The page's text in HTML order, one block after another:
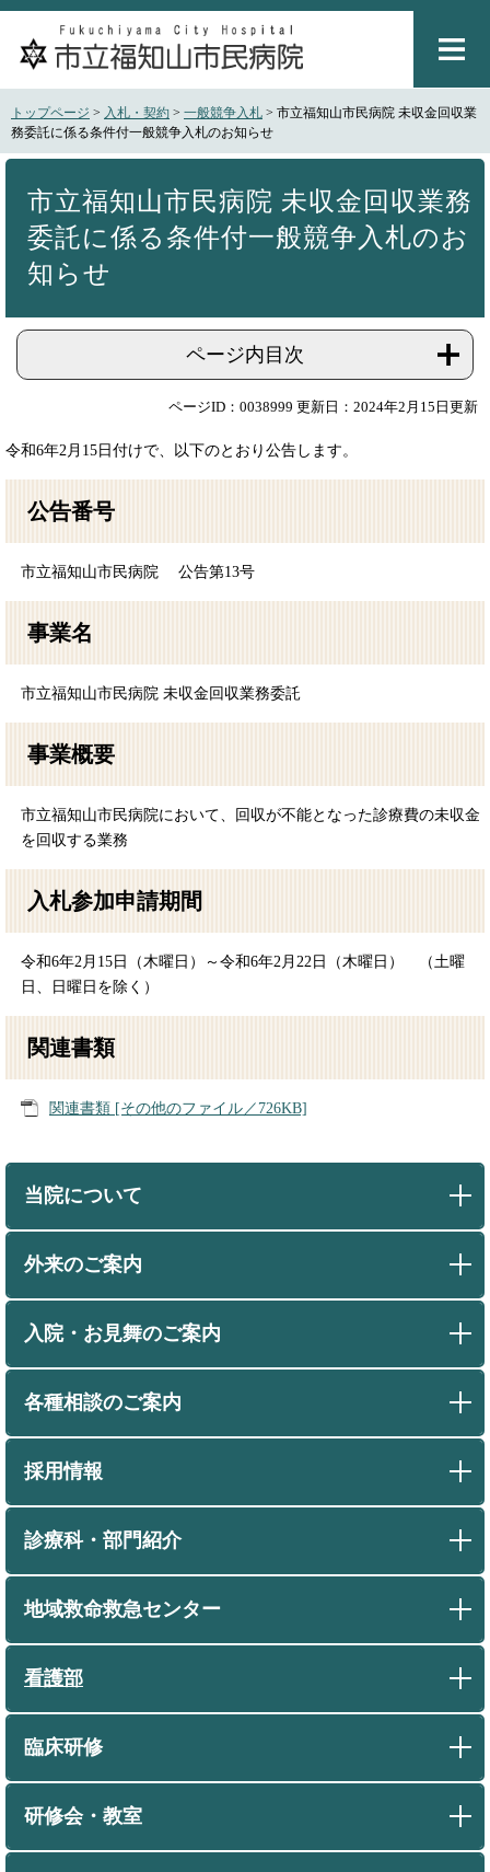
ペ
頭
で
メ
飛
ば
トップページ > 入札・契約 > 一般競争入札 > 市立福知山市民病院 未収金回収業
務委託に係る条件付一般競争入札のお知らせ
市立福知山市民病院 未収金回収業務
委託に係る条件付一般競争入札のお
知らせ
ページ内目次
ページID：0038999 更新日：2024年2月15日更新
令和6年2月15日付けで、以下のとおり公告します。
公告番号
市立福知山市民病院 公告第13号
事業名
市立福知山市民病院 未収金回収業務委託
事業概要
市立福知山市民病院において、回収が不能となった診療費の未収金
を回収する業務
入札参加申請期間
令和6年2月15日（木曜日）～令和6年2月22日（木曜日） （土曜
日、日曜日を除く）
関連書類
関連書類 [その他のファイル／726KB]
当院について
外来のご案内
入院・お見舞のご案内
各種相談のご案内
採用情報
診療科・部門紹介
地域救命救急センター
看護部
臨床研修
研修会・教室